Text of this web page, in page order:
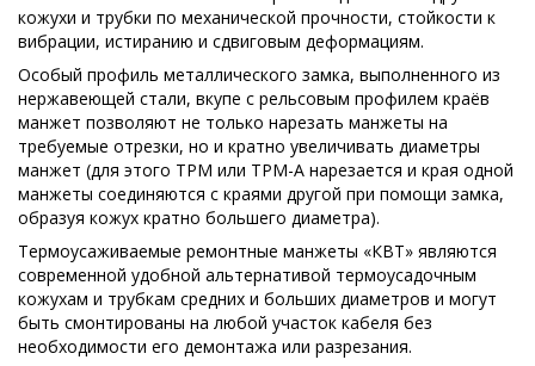
кожухи и трубки по механической прочности, стойкости к
вибрации, истиранию и сдвиговым деформациям.
Особый профиль металлического замка, выполненного из
нержавеющей стали, вкупе с рельсовым профилем краёв
манжет позволяют не только нарезать манжеты на
требуемые отрезки, но и кратно увеличивать диаметры
манжет (для этого ТРМ или ТРМ-А нарезается и края одной
манжеты соединяются с краями другой при помощи замка,
образуя кожух кратно большего диаметра).
Термоусаживаемые ремонтные манжеты «КВТ» являются
современной удобной альтернативой термоусадочным
кожухам и трубкам средних и больших диаметров и могут
быть смонтированы на любой участок кабеля без
необходимости его демонтажа или разрезания.